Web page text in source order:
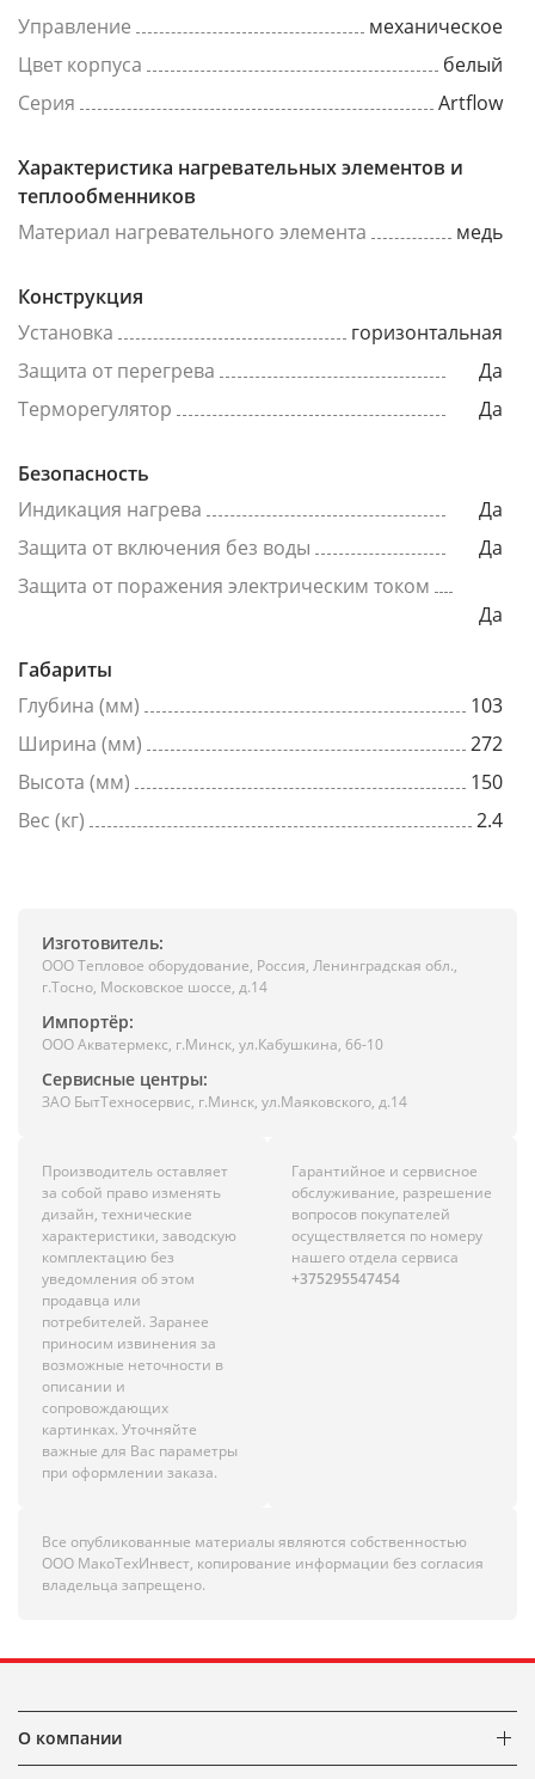
Управление
механическое
Цвет корпуса
белый
Серия
Artflow
Характеристика нагревательных элементов и
теплообменников
Материал нагревательного элемента
медь
Конструкция
Установка
горизонтальная
Защита от перегрева
Да
Терморегулятор
Да
Безопасность
Индикация нагрева
Да
Защита от включения без воды
Да
Защита от поражения электрическим током
Да
Габариты
Глубина (мм)
103
Ширина (мм)
272
Высота (мм)
150
Вес (кг)
2.4
Изготовитель:
ООО Тепловое оборудование, Россия, Ленинградская обл.,
г.Тоcно, Московское шоссе, д.14
Импортёр:
ООО Акватермекс, г.Минск, ул.Кабушкина, 66-10
Сервисные центры:
ЗАО БытТехносервис, г.Минск, ул.Маяковского, д.14
Производитель оставляет
за собой право изменять
дизайн, технические
характеристики, заводскую
комплектацию без
уведомления об этом
продавца или
потребителей. Заранее
приносим извинения за
возможные неточности в
описании и
сопровождающих
картинках. Уточняйте
важные для Вас параметры
при оформлении заказа.
Гарантийное и сервисное
обслуживание, разрешение
вопросов покупателей
осуществляется по номеру
нашего отдела сервиса
+375295547454
Все опубликованные материалы являются собственностью
ООО МакоТехИнвест, копирование информации без согласия
владельца запрещено.
О компании